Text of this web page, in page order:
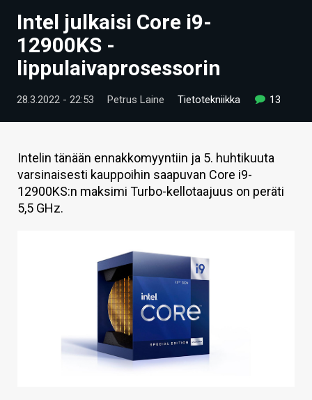
UUTISET
ARTIKKELIT
VIDEOT
TECHBBS
TIETOA
HINTA.FI
KAUPPA
Intel julkaisi Core i9-
12900KS -
lippulaivaprosessorin
28.3.2022 - 22:53 Petrus Laine Tietotekniikka 13
Intelin tänään ennakkomyyntiin ja 5. huhtikuuta
varsinaisesti kauppoihin saapuvan Core i9-
12900KS:n maksimi Turbo-kellotaajuus on peräti
5,5 GHz.